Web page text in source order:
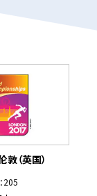
（英国）
205